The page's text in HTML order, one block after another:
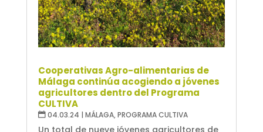
Cooperativas Agro-alimentarias de
Málaga continúa acogiendo a jóvenes
agricultores dentro del Programa
CULTIVA
04.03.24 | MÁLAGA,PROGRAMA CULTIVA